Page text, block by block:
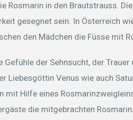
Rosmarin in den Brautstrauss.
gesegnet sein. In Österreich
den Mädchen die Füsse mit
der Sehnsucht, der Trauer
Liebesgöttin Venus wie auch
mit Hilfe eines
die mitgebrachten